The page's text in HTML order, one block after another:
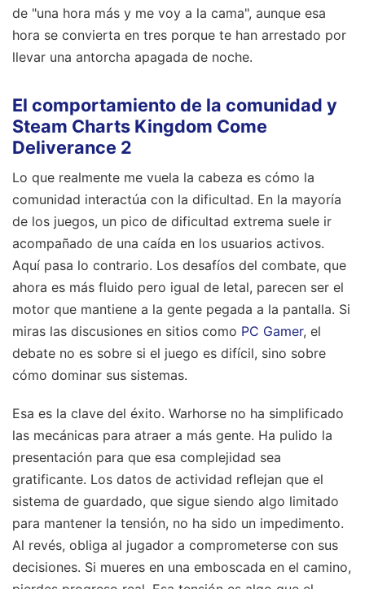
de "una hora más y me voy a la cama", aunque esa
hora se convierta en tres porque te han arrestado por
llevar una antorcha apagada de noche.
El comportamiento de la comunidad y
Steam Charts Kingdom Come
Deliverance 2
Lo que realmente me vuela la cabeza es cómo la
comunidad interactúa con la dificultad. En la mayoría
de los juegos, un pico de dificultad extrema suele ir
acompañado de una caída en los usuarios activos.
Aquí pasa lo contrario. Los desafíos del combate, que
ahora es más fluido pero igual de letal, parecen ser el
motor que mantiene a la gente pegada a la pantalla. Si
miras las discusiones en sitios como PC Gamer, el
debate no es sobre si el juego es difícil, sino sobre
cómo dominar sus sistemas.
Esa es la clave del éxito. Warhorse no ha simplificado
las mecánicas para atraer a más gente. Ha pulido la
presentación para que esa complejidad sea
gratificante. Los datos de actividad reflejan que el
sistema de guardado, que sigue siendo algo limitado
para mantener la tensión, no ha sido un impedimento.
Al revés, obliga al jugador a comprometerse con sus
decisiones. Si mueres en una emboscada en el camino,